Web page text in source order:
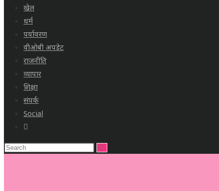
खेल
धर्म
पर्यावरण
वीओबी अपडेट
राजनीति
व्यापार
शिक्षा
संपर्क
Social